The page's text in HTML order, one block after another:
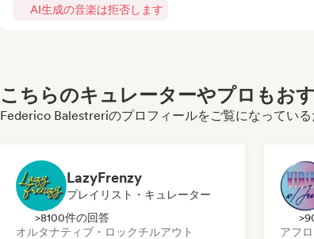
AI生成の音楽は拒否します
こちらのキュレーターやプロもお
Federico Balestreriのプロフィールをご覧になっている
LazyFrenzy
プレイリスト・キュレーター
>8100件の回答
オルタナティブ・ロックチルアウト
アフ